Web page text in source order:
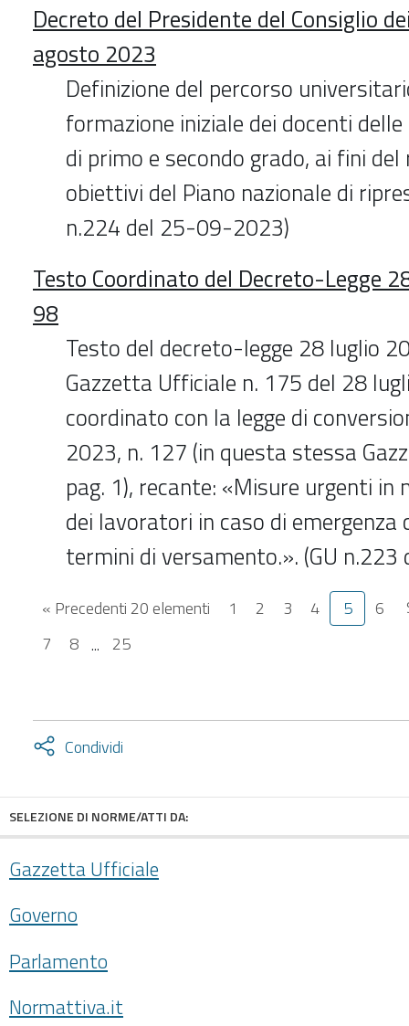
Decreto del Presidente del Consiglio
agosto 2023
Definizione del percorso
formazione iniziale dei docenti
di primo e secondo grado, ai fini
obiettivi del Piano nazionale di
n.224 del 25-09-2023)
Testo Coordinato del Decreto-Legge
98
Testo del decreto-legge 28 luglio
Gazzetta Ufficiale n. 175 del 28
coordinato con la legge di
2023, n. 127 (in questa stessa
pag. 1), recante: «Misure urgenti
dei lavoratori in caso di emergenza
termini di versamento.». (GU
« Precedenti 20 elementi 1 2 3 4 5
6
7
8 ... 25
Condividi
Attiva
SELEZIONE DI NORME/ATTI DA:
Gazzetta Ufficiale
Governo
Parlamento
Normattiva.it